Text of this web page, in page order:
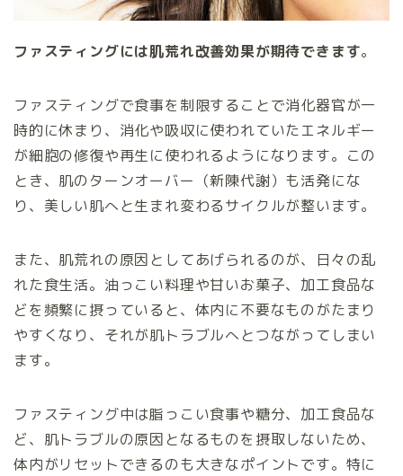
ファスティングには肌荒れ改善効果が期待できます。
ファスティングで食事を制限することで消化器官が一
時的に休まり、消化や吸収に使われていたエネルギー
が細胞の修復や再生に使われるようになります。この
とき、肌のターンオーバー（新陳代謝）も活発にな
り、美しい肌へと生まれ変わるサイクルが整います。
また、肌荒れの原因としてあげられるのが、日々の乱
れた食生活。油っこい料理や甘いお菓子、加工食品な
どを頻繁に摂っていると、体内に不要なものがたまり
やすくなり、それが肌トラブルへとつながってしまい
ます。
ファスティング中は脂っこい食事や糖分、加工食品な
ど、肌トラブルの原因となるものを摂取しないため、
体内がリセットできるのも大きなポイントです。特に